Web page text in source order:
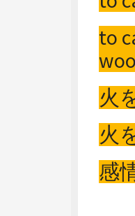
to
火
火
感